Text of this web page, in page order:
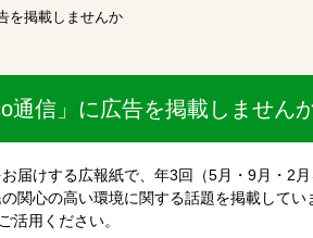
を掲載しませんか
通信」に広告を掲載しません
届けする広報紙で、年3回（5月・9月・2月
関心の高い環境に関する話題を掲載してい
活用ください。